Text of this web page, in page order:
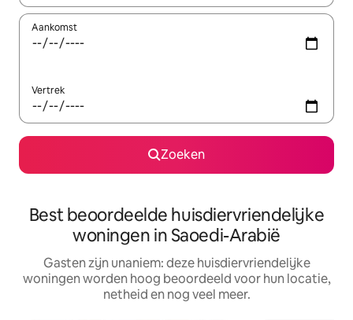
Aankomst
Vertrek
Zoeken
Best beoordeelde huisdiervriendelijke
woningen in Saoedi-Arabië
Gasten zijn unaniem: deze huisdiervriendelijke
woningen worden hoog beoordeeld voor hun locatie,
netheid en nog veel meer.